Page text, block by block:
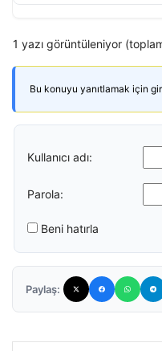
1 yazı görüntüleniyor
Bu konuyu yanıtlamak için
Kullanıcı adı:
Parola:
Beni hatırla
Paylaş: